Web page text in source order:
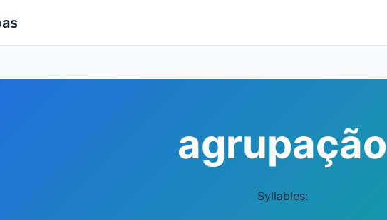
agrupação
Syllables: